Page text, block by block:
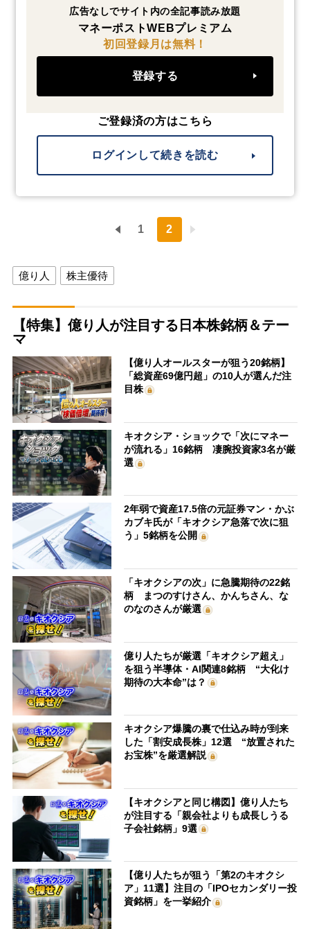
広告なしでサイト内の全記事読み放題
マネーポストWEBプレミアム
初回登録月は無料！
登録する
ご登録済の方はこちら
ログインして続きを読む
1 2
億り人 株主優待
【特集】億り人が注目する日本株銘柄＆テー
マ
【億り人オールスターが狙う20銘柄】
「総資産69億円超」の10人が選んだ注
目株
キオクシア・ショックで「次にマネー
が流れる」16銘柄 凄腕投資家3名が厳
選
2年弱で資産17.5倍の元証券マン・かぶ
カブキ氏が「キオクシア急落で次に狙
う」5銘柄を公開
「キオクシアの次」に急騰期待の22銘
柄 まつのすけさん、かんちさん、な
のなのさんが厳選
億り人たちが厳選「キオクシア超え」
を狙う半導体・AI関連8銘柄 “大化け
期待の大本命”は？
キオクシア爆騰の裏で仕込み時が到来
した「割安成長株」12選 “放置された
お宝株”を厳選解説
【キオクシアと同じ構図】億り人たち
が注目する「親会社よりも成長しうる
子会社銘柄」9選
【億り人たちが狙う「第2のキオクシ
ア」11選】注目の「IPOセカンダリー投
資銘柄」を一挙紹介